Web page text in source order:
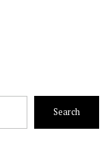
Search